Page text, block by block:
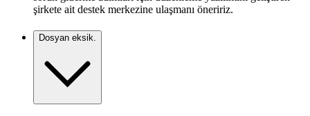
şirkete ait destek merkezine ulaşmanı öneririz.
Dosyan eksik.